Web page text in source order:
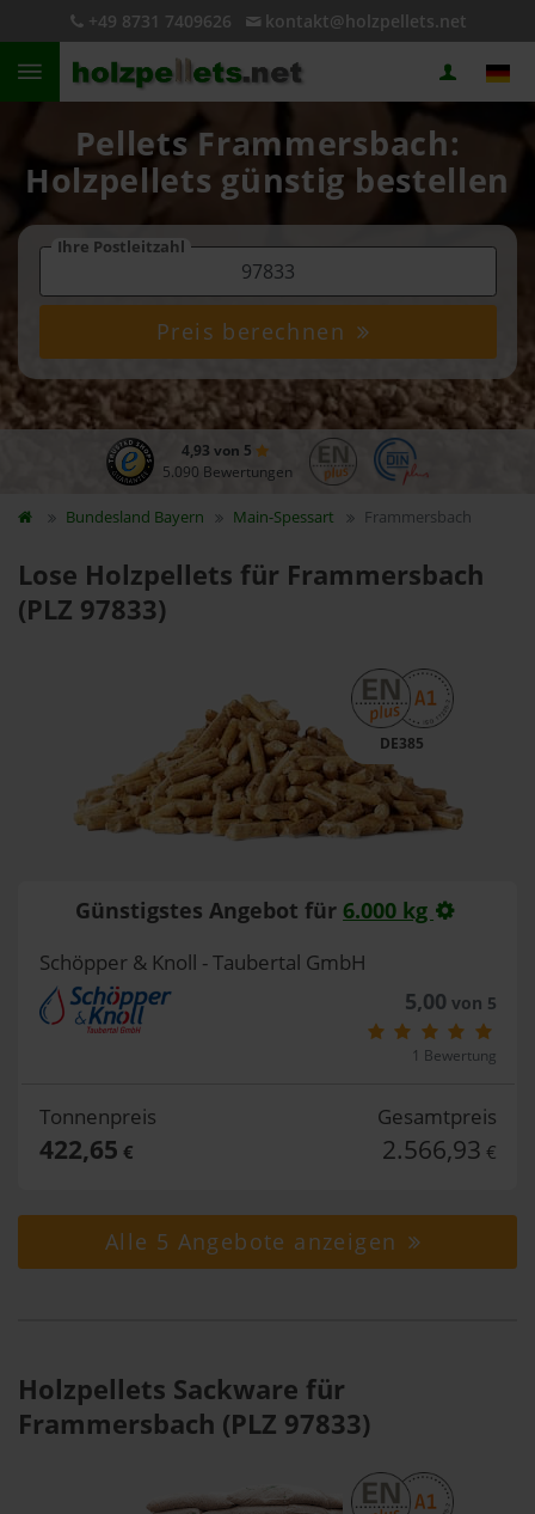
+49 8731 7409626 kontakt@holzpellets.net
Pellets Frammersbach:
Holzpellets günstig bestellen
Ihre Postleitzahl
Preis berechnen
4,93 von 5
5.090 Bewertungen
Bundesland Bayern Main-Spessart Frammersbach
Lose Holzpellets für Frammersbach
(PLZ 97833)
DE385
Günstigstes Angebot für 6.000 kg
Schöpper & Knoll - Taubertal GmbH
5,00 von 5
1 Bewertung
Tonnenpreis
422,65 €
Gesamtpreis
2.566,93 €
Alle 5 Angebote anzeigen
Holzpellets Sackware für
Frammersbach (PLZ 97833)